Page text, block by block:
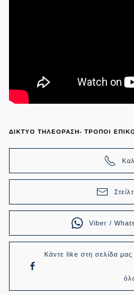
ΔΙΚΤΥΟ ΤΗΛΕΟΡΑΣΗ- ΤΡΟΠΟΙ
Viber /
Κάντε like στη σελίδα